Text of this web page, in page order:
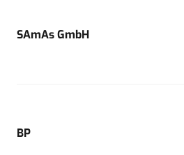
SAmAs GmbH
BP